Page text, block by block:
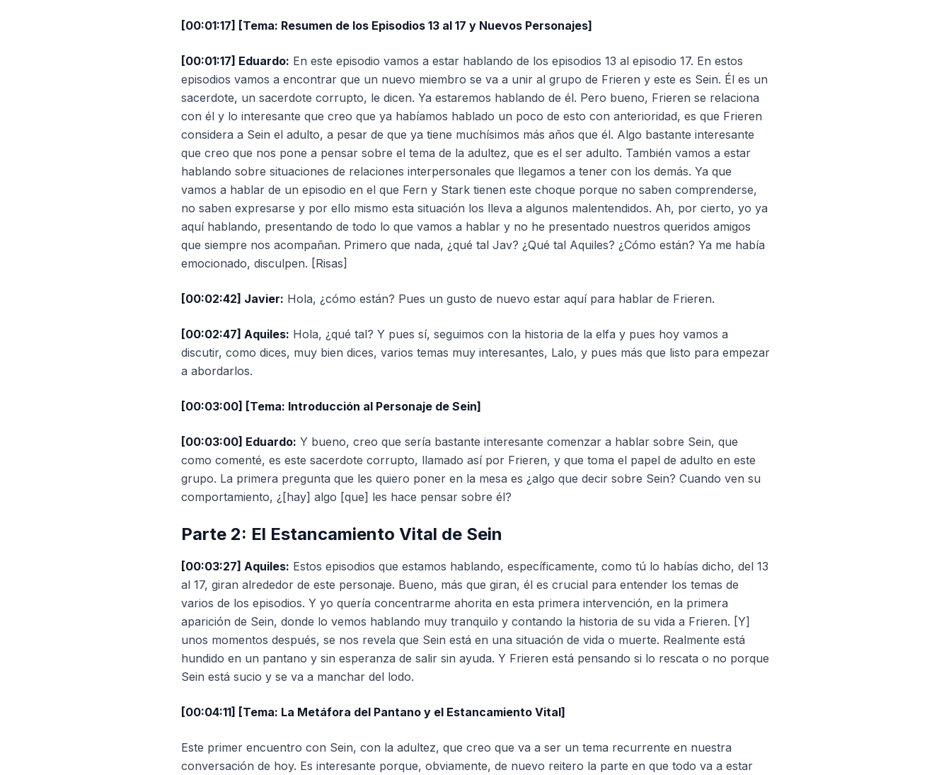
[00:01:17] [Tema: Resumen de los Episodios 13 al 17 y Nuevos Personajes]
[00:01:17] Eduardo: En este episodio vamos a estar hablando de los episodios 13 al episodio 17. En estos
episodios vamos a encontrar que un nuevo miembro se va a unir al grupo de Frieren y este es Sein. Él es un
sacerdote, un sacerdote corrupto, le dicen. Ya estaremos hablando de él. Pero bueno, Frieren se relaciona
con él y lo interesante que creo que ya habíamos hablado un poco de esto con anterioridad, es que Frieren
considera a Sein el adulto, a pesar de que ya tiene muchísimos más años que él. Algo bastante interesante
que creo que nos pone a pensar sobre el tema de la adultez, que es el ser adulto. También vamos a estar
hablando sobre situaciones de relaciones interpersonales que llegamos a tener con los demás. Ya que
vamos a hablar de un episodio en el que Fern y Stark tienen este choque porque no saben comprenderse,
no saben expresarse y por ello mismo esta situación los lleva a algunos malentendidos. Ah, por cierto, yo ya
aquí hablando, presentando de todo lo que vamos a hablar y no he presentado nuestros queridos amigos
que siempre nos acompañan. Primero que nada, ¿qué tal Jav? ¿Qué tal Aquiles? ¿Cómo están? Ya me había
emocionado, disculpen. [Risas]
[00:02:42] Javier: Hola, ¿cómo están? Pues un gusto de nuevo estar aquí para hablar de Frieren.
[00:02:47] Aquiles: Hola, ¿qué tal? Y pues sí, seguimos con la historia de la elfa y pues hoy vamos a
discutir, como dices, muy bien dices, varios temas muy interesantes, Lalo, y pues más que listo para empezar
a abordarlos.
[00:03:00] [Tema: Introducción al Personaje de Sein]
[00:03:00] Eduardo: Y bueno, creo que sería bastante interesante comenzar a hablar sobre Sein, que
como comenté, es este sacerdote corrupto, llamado así por Frieren, y que toma el papel de adulto en este
grupo. La primera pregunta que les quiero poner en la mesa es ¿algo que decir sobre Sein? Cuando ven su
comportamiento, ¿[hay] algo [que] les hace pensar sobre él?
Parte 2: El Estancamiento Vital de Sein
[00:03:27] Aquiles: Estos episodios que estamos hablando, específicamente, como tú lo habías dicho, del 13
al 17, giran alrededor de este personaje. Bueno, más que giran, él es crucial para entender los temas de
varios de los episodios. Y yo quería concentrarme ahorita en esta primera intervención, en la primera
aparición de Sein, donde lo vemos hablando muy tranquilo y contando la historia de su vida a Frieren. [Y]
unos momentos después, se nos revela que Sein está en una situación de vida o muerte. Realmente está
hundido en un pantano y sin esperanza de salir sin ayuda. Y Frieren está pensando si lo rescata o no porque
Sein está sucio y se va a manchar del lodo.
[00:04:11] [Tema: La Metáfora del Pantano y el Estancamiento Vital]
Este primer encuentro con Sein, con la adultez, que creo que va a ser un tema recurrente en nuestra
conversación de hoy. Es interesante porque, obviamente, de nuevo reitero la parte en que todo va a estar